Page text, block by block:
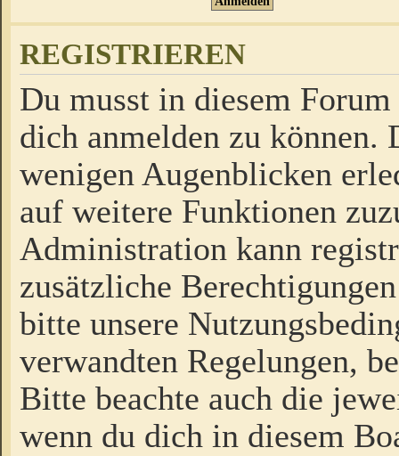
REGISTRIEREN
Du musst in diesem
dich anmelden zu
wenigen Augenblicken
auf weitere Funktionen
Administration kann
zusätzliche
bitte unsere
verwandten Regelungen,
Bitte beachte auch die
wenn du dich in diesem